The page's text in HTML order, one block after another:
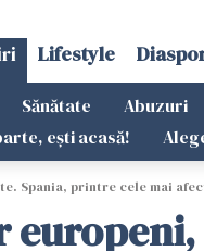
Lifestyle
Sănătate Abuzuri
ești acasă!
Spania, printre cele mai